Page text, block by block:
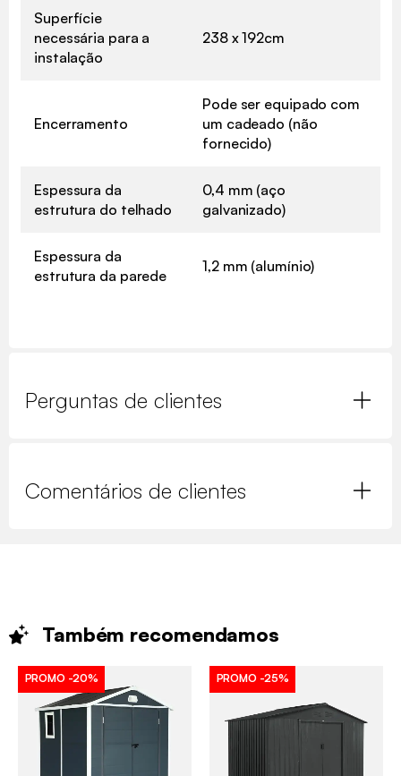
Superfície
necessária para a
instalação
238 x 192cm
Encerramento
Pode ser equipado com
um cadeado (não
fornecido)
Espessura da
estrutura do telhado
0,4 mm (aço
galvanizado)
Espessura da
estrutura da parede
1,2 mm (alumínio)
Perguntas de clientes
Comentários de clientes
Também recomendamos
PROMO -20% PROMO -25%